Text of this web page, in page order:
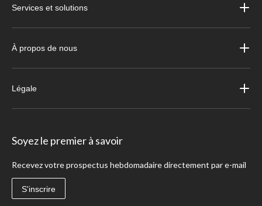
Services et solutions
À propos de nous
Légale
Soyez le premier à savoir
Recevez votre prospectus hebdomadaire directement par e-mail
S'inscrire